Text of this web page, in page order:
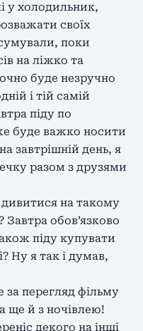
у холодильник,
своїх
поки
на ліжко та
буде незручно
і тій самій
піду по
буде важко носити
завтрішній день, я
разом з друзями
на такому
обов’язково
піду купувати
Ну я так і думав,
перегляд фільму
ще й з ночівлею!
декого на інші